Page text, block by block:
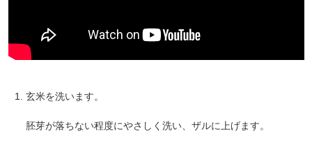
玄米を洗います。
胚芽が落ちない程度にやさしく洗い、ザルに上げます。